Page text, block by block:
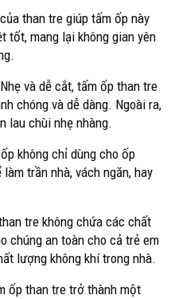
than tre giúp tấm ốp này
tốt, mang lại không gian yên
và dễ cắt, tấm ốp than tre
chóng và dễ dàng. Ngoài ra,
lau chùi nhẹ nhàng.
không chỉ dùng cho ốp
trần nhà, vách ngăn, hay
tre không chứa các chất
chúng an toàn cho cả trẻ em
lượng không khí trong nhà.
ốp than tre trở thành một